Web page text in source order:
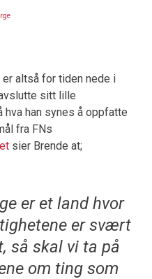
altså for tiden nede i
sitt lille
han synes å oppfatte
fra FNs
sier Brende at;
er et land hvor
er svært
så skal vi ta på
om ting som